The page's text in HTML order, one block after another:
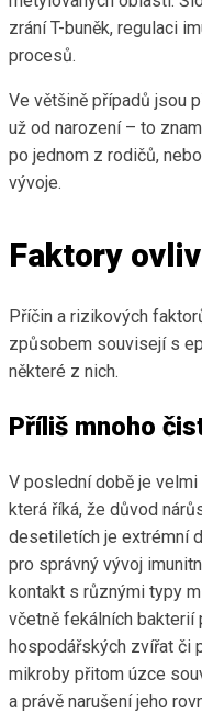
zrání T-buněk, regulaci
procesů.
Ve většině případů jsou
už od narození – to
po jednom z rodičů,
vývoje.
Faktory
Příčin a rizikových
způsobem souvisejí s
některé z nich.
Příliš mnoho
V poslední době je
která říká, že důvod
desetiletích je extrémní
pro správný vývoj
kontakt s různými typy
včetně fekálních bakterií
hospodářských zvířat či
mikroby přitom úzce
a právě narušení jeho